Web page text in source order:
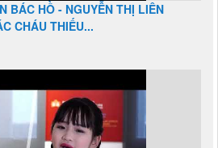
BÁC HỒ - NGUYỄN THỊ LIÊN
CHÁU THIẾU...